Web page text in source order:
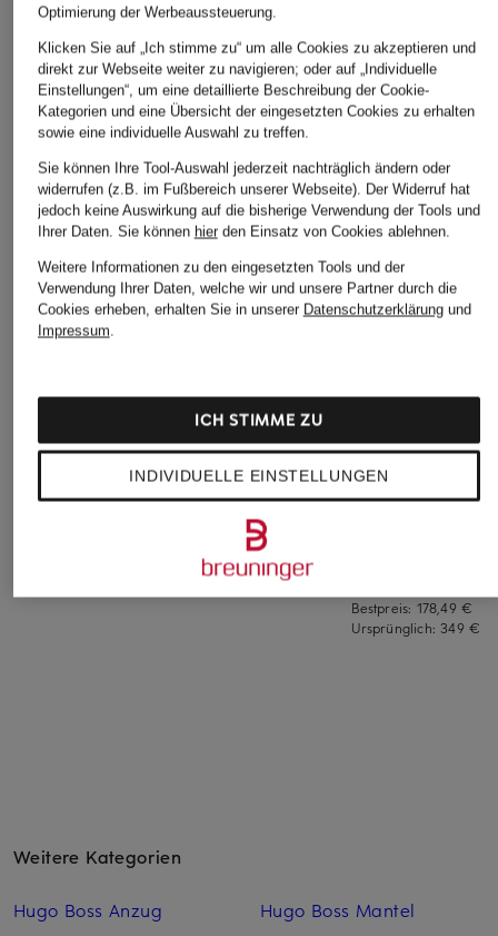
MOS MOSH
CIRCOLO 1901
Cordblazer
379,99 €
BOSS
Bestpreis: 178,49 €
Ursprünglich:349 €
Weitere Kategorien
Hugo Boss Anzug
Hugo Boss Mantel
Optimierung der Werbeaussteuerung.
Klicken Sie auf „Ich stimme zu“ um alle Cookies zu akzeptieren und
direkt zur Webseite weiter zu navigieren; oder auf „Individuelle
Einstellungen“, um eine detaillierte Beschreibung der Cookie-
Kategorien und eine Übersicht der eingesetzten Cookies zu erhalten
sowie eine individuelle Auswahl zu treffen.
Sie können Ihre Tool-Auswahl jederzeit nachträglich ändern oder
widerrufen (z.B. im Fußbereich unserer Webseite). Der Widerruf hat
jedoch keine Auswirkung auf die bisherige Verwendung der Tools und
Ihrer Daten. Sie können hierden Einsatz von Cookies ablehnen.
Weitere Informationen zu den eingesetzten Tools und der
Verwendung Ihrer Daten, welche wir und unsere Partner durch die
Cookies erheben, erhalten Sie in unserer Datenschutzerklärungund
Impressum.
INDIVIDUELLE EINSTELLUNGEN
ICH STIMME ZU